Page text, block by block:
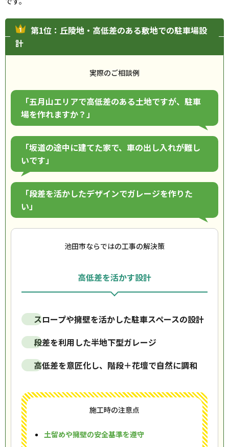
第1位：丘陵地・高低差のある敷地での駐車場設
計
実際のご相談例
「五月山エリアで高低差のある土地ですが、駐車
場を作れますか？」
「坂道の途中に建てた家で、車の出し入れが難し
いです」
「段差を活かしたデザインでガレージを作りた
い」
池田市ならではの工事の解決策
高低差を活かす設計
スロープや擁壁を活かした駐車スペースの設計
段差を利用した半地下型ガレージ
高低差を意匠化し、階段＋花壇で自然に調和
施工時の注意点
土留めや擁壁の安全基準を遵守